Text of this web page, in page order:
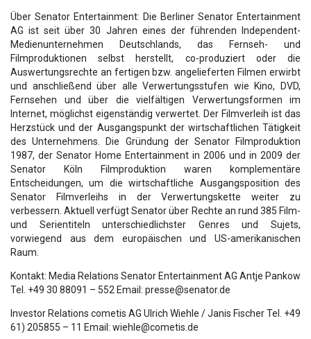
Über Senator Entertainment: Die Berliner Senator Entertainment
AG ist seit über 30 Jahren eines der führenden Independent-
Medienunternehmen Deutschlands, das Fernseh- und
Filmproduktionen selbst herstellt, co-produziert oder die
Auswertungsrechte an fertigen bzw. angelieferten Filmen erwirbt
und anschließend über alle Verwertungsstufen wie Kino, DVD,
Fernsehen und über die vielfältigen Verwertungsformen im
Internet, möglichst eigenständig verwertet. Der Filmverleih ist das
Herzstück und der Ausgangspunkt der wirtschaftlichen Tätigkeit
des Unternehmens. Die Gründung der Senator Filmproduktion
1987, der Senator Home Entertainment in 2006 und in 2009 der
Senator Köln Filmproduktion waren komplementäre
Entscheidungen, um die wirtschaftliche Ausgangsposition des
Senator Filmverleihs in der Verwertungskette weiter zu
verbessern. Aktuell verfügt Senator über Rechte an rund 385 Film-
und Serientiteln unterschiedlichster Genres und Sujets,
vorwiegend aus dem europäischen und US-amerikanischen
Raum.
Kontakt: Media Relations Senator Entertainment AG Antje Pankow
Tel. +49 30 88091 – 552 Email: presse@senator.de
Investor Relations cometis AG Ulrich Wiehle / Janis Fischer Tel. +49
61) 205855 – 11 Email: wiehle@cometis.de